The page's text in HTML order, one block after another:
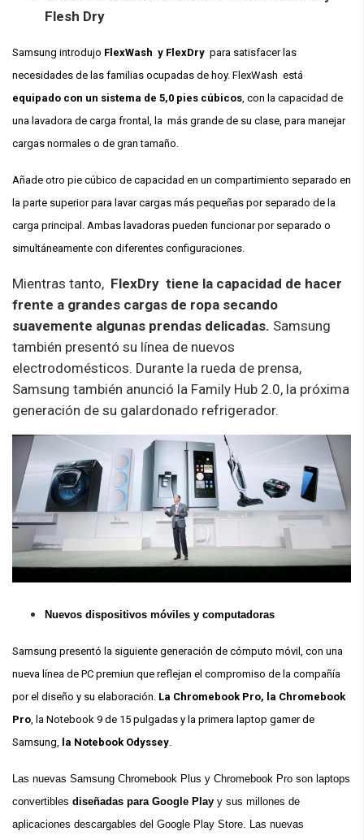
Flesh Dry
Samsung introdujo FlexWash y FlexDry para satisfacer las
necesidades de las familias ocupadas de hoy. FlexWash está
equipado con un sistema de 5,0 pies cúbicos , con la capacidad de
una lavadora de carga frontal, la más grande de su clase, para manejar
cargas normales o de gran tamaño.
Añade otro pie cúbico de capacidad en un compartimiento separado en
la parte superior para lavar cargas más pequeñas por separado de la
carga principal. Ambas lavadoras pueden funcionar por separado o
simultáneamente con diferentes configuraciones.
Mientras tanto, FlexDry tiene la capacidad de hacer
frente a grandes cargas de ropa secando
suavemente algunas prendas delicadas. Samsung
también presentó su línea de nuevos
electrodomésticos. Durante la rueda de prensa,
Samsung también anunció la Family Hub 2.0, la próxima
generación de su galardonado refrigerador.
Nuevos dispositivos móviles y computadoras
Samsung presentó la siguiente generación de cómputo móvil, con una
nueva línea de PC premiun que reflejan el compromiso de la compañía
por el diseño y su elaboración. La Chromebook Pro, la Chromebook
Pro , la Notebook 9 de 15 pulgadas y la primera laptop gamer de
Samsung, la Notebook Odyssey
Las nuevas Samsung Chromebook Plus y Chromebook Pro son laptops
convertibles diseñadas para Google Play y sus millones de
aplicaciones descargables del Google Play Store. Las nuevas